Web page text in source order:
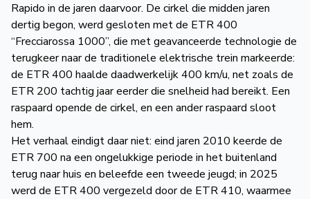
Rapido in de jaren daarvoor. De cirkel die midden jaren
dertig begon, werd gesloten met de ETR 400
“Frecciarossa 1000”, die met geavanceerde technologie de
terugkeer naar de traditionele elektrische trein markeerde:
de ETR 400 haalde daadwerkelijk 400 km/u, net zoals de
ETR 200 tachtig jaar eerder die snelheid had bereikt. Een
raspaard opende de cirkel, en een ander raspaard sloot
hem.
Het verhaal eindigt daar niet: eind jaren 2010 keerde de
ETR 700 na een ongelukkige periode in het buitenland
terug naar huis en beleefde een tweede jeugd; in 2025
werd de ETR 400 vergezeld door de ETR 410, waarmee